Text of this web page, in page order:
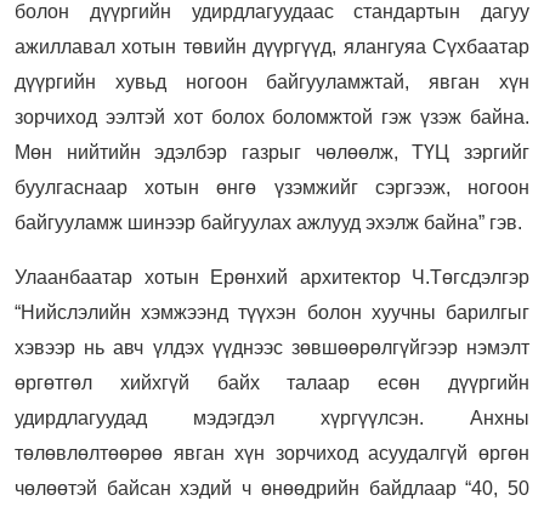
болон дүүргийн удирдлагуудаас стандартын дагуу
ажиллавал хотын төвийн дүүргүүд, ялангуяа Сүхбаатар
дүүргийн хувьд ногоон байгууламжтай, явган хүн
зорчиход ээлтэй хот болох боломжтой гэж үзэж байна.
Мөн нийтийн эдэлбэр газрыг чөлөөлж, ТҮЦ зэргийг
буулгаснаар хотын өнгө үзэмжийг сэргээж, ногоон
байгууламж шинээр байгуулах ажлууд эхэлж байна” гэв.
Улаанбаатар хотын Ерөнхий архитектор Ч.Төгсдэлгэр
“Нийслэлийн хэмжээнд түүхэн болон хуучны барилгыг
хэвээр нь авч үлдэх үүднээс зөвшөөрөлгүйгээр нэмэлт
өргөтгөл хийхгүй байх талаар есөн дүүргийн
удирдлагуудад мэдэгдэл хүргүүлсэн. Анхны
төлөвлөлтөөрөө явган хүн зорчиход асуудалгүй өргөн
чөлөөтэй байсан хэдий ч өнөөдрийн байдлаар “40, 50